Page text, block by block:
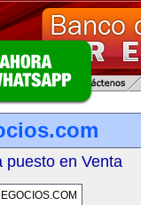
puesto en Venta